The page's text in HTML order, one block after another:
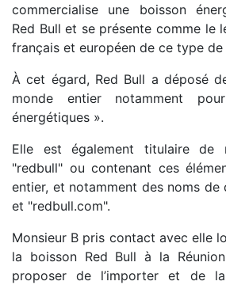
commercialise une boisson
Red Bull et se présente comme le
français et européen de ce type de
À cet égard, Red Bull a déposé
monde entier notamment
énergétiques ».
Elle est également titulaire de
"redbull" ou contenant ces
entier, et notamment des noms de
et "redbull.com".
Monsieur B pris contact avec elle
la boisson Red Bull à la
proposer de l’importer et de